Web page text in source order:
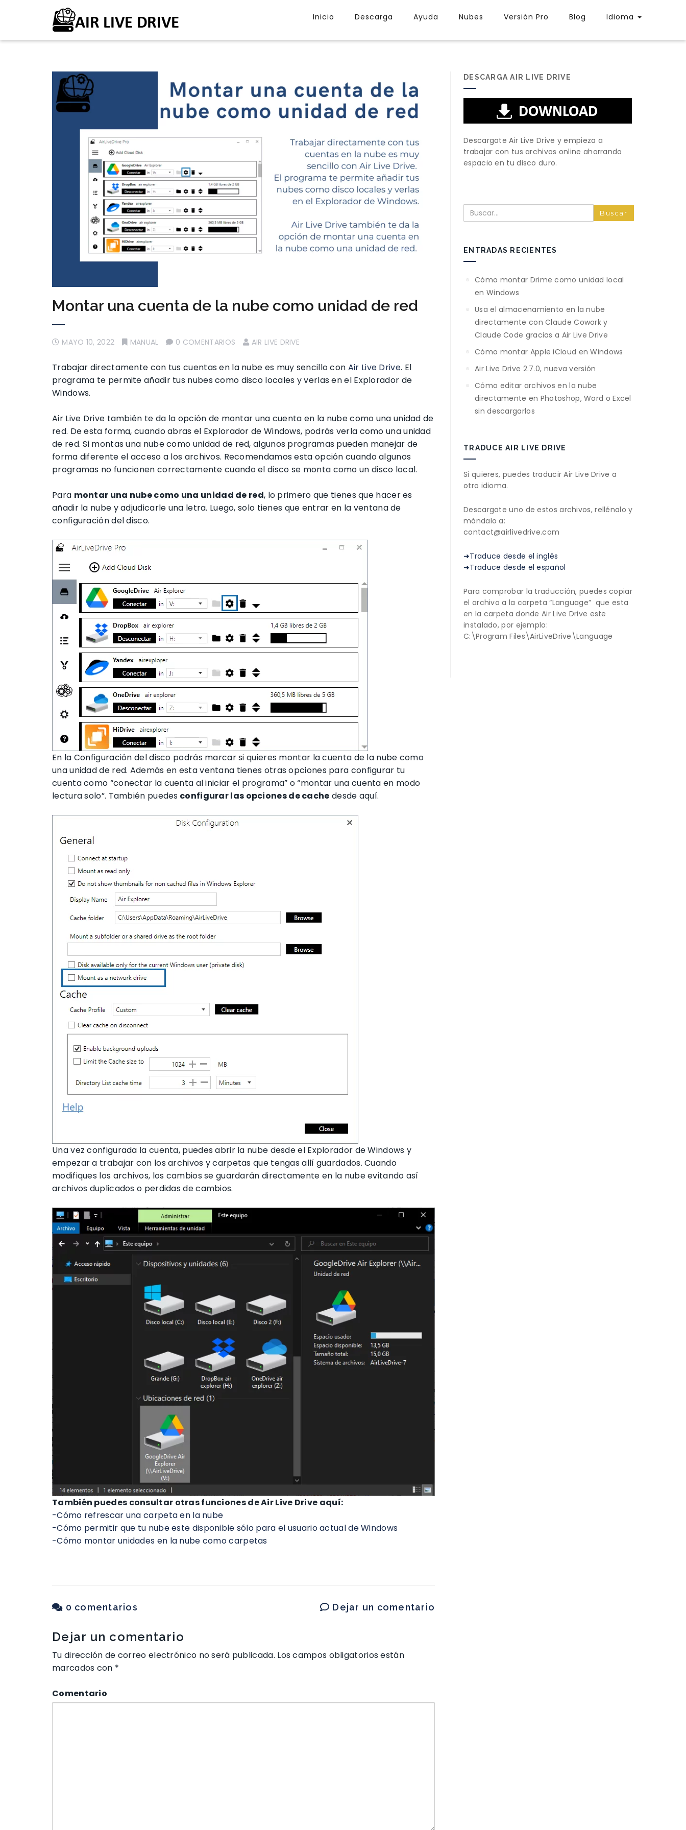
Inicio Descarga Ayuda Nubes Versión Pro Blog Idioma
Montar una cuenta de la nube como unidad de red
MAYO 10, 2022 MANUAL 0 COMENTARIOS AIR LIVE DRIVE
Trabajar directamente con tus cuentas en la nube es muy sencillo con Air Live Drive. El
programa te permite añadir tus nubes como disco locales y verlas en el Explorador de
Windows.
Air Live Drive también te da la opción de montar una cuenta en la nube como una unidad de
red. De esta forma, cuando abras el Explorador de Windows, podrás verla como una unidad
de red. Si montas una nube como unidad de red, algunos programas pueden manejar de
forma diferente el acceso a los archivos. Recomendamos esta opción cuando algunos
programas no funcionen correctamente cuando el disco se monta como un disco local.
Para montar una nube como una unidad de red, lo primero que tienes que hacer es
añadir la nube y adjudicarle una letra. Luego, solo tienes que entrar en la ventana de
configuración del disco.
En la Configuración del disco podrás marcar si quieres montar la cuenta de la nube como
una unidad de red. Además en esta ventana tienes otras opciones para configurar tu
cuenta como “conectar la cuenta al iniciar el programa” o “montar una cuenta en modo
lectura solo”. También puedes configurar las opciones de cache desde aquí.
Una vez configurada la cuenta, puedes abrir la nube desde el Explorador de Windows y
empezar a trabajar con los archivos y carpetas que tengas allí guardados. Cuando
modifiques los archivos, los cambios se guardarán directamente en la nube evitando así
archivos duplicados o perdidas de cambios.
También puedes consultar otras funciones de Air Live Drive aquí:
-Cómo refrescar una carpeta en la nube
-Cómo permitir que tu nube este disponible sólo para el usuario actual de Windows
-Cómo montar unidades en la nube como carpetas
0 comentarios Dejar un comentario
Dejar un comentario
Tu dirección de correo electrónico no será publicada. Los campos obligatorios están
marcados con *
Comentario
DESCARGA AIR LIVE DRIVE
Descargate Air Live Drive y empieza a
trabajar con tus archivos online ahorrando
espacio en tu disco duro.
Buscar
ENTRADAS RECIENTES
Cómo montar Drime como unidad local
en Windows
Usa el almacenamiento en la nube
directamente con Claude Cowork y
Claude Code gracias a Air Live Drive
Cómo montar Apple iCloud en Windows
Air Live Drive 2.7.0, nueva versión
Cómo editar archivos en la nube
directamente en Photoshop, Word o Excel
sin descargarlos
TRADUCE AIR LIVE DRIVE
Si quieres, puedes traducir Air Live Drive a
otro idioma.
Descargate uno de estos archivos, rellénalo y
mándalo a:
contact@airlivedrive.com
➜Traduce desde el inglés
➜Traduce desde el español
Para comprobar la traducción, puedes copiar
el archivo a la carpeta “Language” que esta
en la carpeta donde Air Live Drive este
instalado, por ejemplo:
C:\Program Files\AirLiveDrive\Language